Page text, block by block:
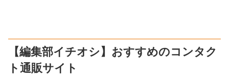
【編集部イチオシ】おすすめのコンタク
ト通販サイト